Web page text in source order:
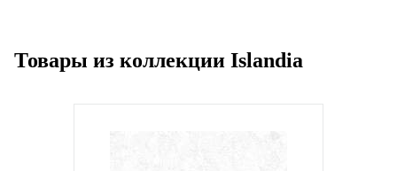
Товары из коллекции Islandia